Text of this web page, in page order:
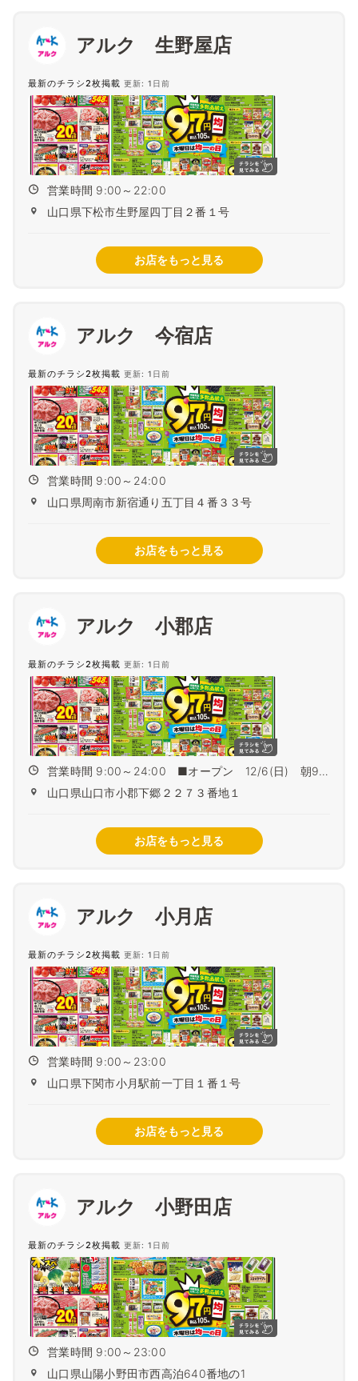
アルク 生野屋店
最新のチラシ2枚掲載 更新: 1日前
営業時間 9:00～22:00
山口県下松市生野屋四丁目２番１号
お店をもっと見る
アルク 今宿店
最新のチラシ2枚掲載 更新: 1日前
営業時間 9:00～24:00
山口県周南市新宿通り五丁目４番３３号
お店をもっと見る
アルク 小郡店
最新のチラシ2枚掲載 更新: 1日前
営業時間 9:00～24:00 ■オープン 12/6(日) 朝9
時
山口県山口市小郡下郷２２７３番地１
お店をもっと見る
アルク 小月店
最新のチラシ2枚掲載 更新: 1日前
営業時間 9:00～23:00
山口県下関市小月駅前一丁目１番１号
お店をもっと見る
アルク 小野田店
最新のチラシ2枚掲載 更新: 1日前
営業時間 9:00～23:00
山口県山陽小野田市西高泊640番地の1